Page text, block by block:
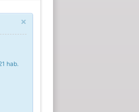
×
hab.